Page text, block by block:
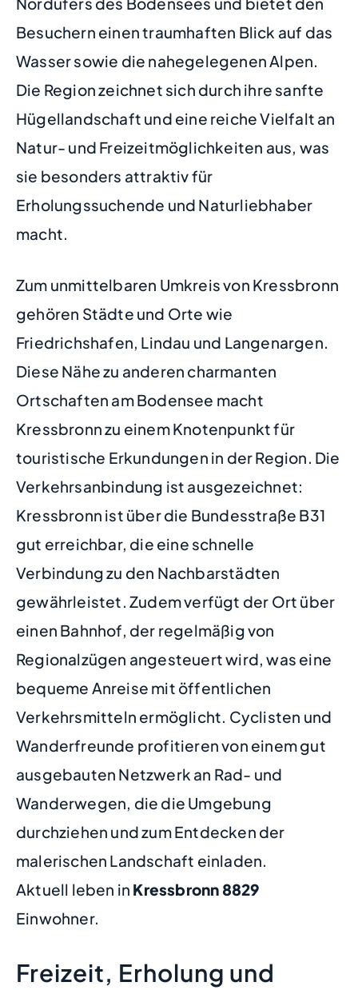
Besuchern einen traumhaften Blick auf das
Wasser sowie die nahegelegenen Alpen.
Die Region zeichnet sich durch ihre sanfte
Hügellandschaft und eine reiche Vielfalt an
Natur- und Freizeitmöglichkeiten aus, was
sie besonders attraktiv für
Erholungssuchende und Naturliebhaber
macht.
Zum unmittelbaren Umkreis von Kressbronn
gehören Städte und Orte wie
Friedrichshafen, Lindau und Langenargen.
Diese Nähe zu anderen charmanten
Ortschaften am Bodensee macht
Kressbronn zu einem Knotenpunkt für
touristische Erkundungen in der Region. Die
Verkehrsanbindung ist ausgezeichnet:
Kressbronn ist über die Bundesstraße B31
gut erreichbar, die eine schnelle
Verbindung zu den Nachbarstädten
gewährleistet. Zudem verfügt der Ort über
einen Bahnhof, der regelmäßig von
Regionalzügen angesteuert wird, was eine
bequeme Anreise mit öffentlichen
Verkehrsmitteln ermöglicht. Cyclisten und
Wanderfreunde profitieren von einem gut
ausgebauten Netzwerk an Rad- und
Wanderwegen, die die Umgebung
durchziehen und zum Entdecken der
malerischen Landschaft einladen.
Aktuell leben in Kressbronn 8829
Einwohner.
Freizeit, Erholung und